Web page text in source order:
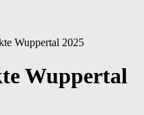
Wuppertal 2025
Wuppertal